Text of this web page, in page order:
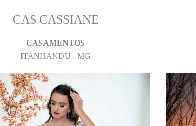
CAS CASSIANE
CASAMENTOS
ITANHANDU - MG